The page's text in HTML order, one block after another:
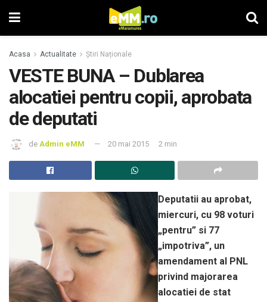
Acasa Actualitate Știri Naționale
VESTE BUNA – Dublarea
alocatiei pentru copii, aprobata
de deputati
de Admin eMM 20 mai 2015 2 min
Deputatii au aprobat,
miercuri, cu 98 voturi
„pentru” si 77
„impotriva”, un
amendament al PNL
privind majorarea
alocatiei de stat